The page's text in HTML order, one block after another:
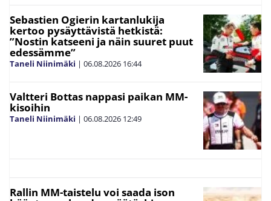
Sebastien Ogierin kartanlukija
kertoo pysäyttävistä hetkistä:
”Nostin katseeni ja näin suuret puut
edessämme”
Taneli Niinimäki | 06.08.2026 16:44
Valtteri Bottas nappasi paikan MM-
kisoihin
Taneli Niinimäki | 06.08.2026 12:49
Rallin MM-taistelu voi saada ison